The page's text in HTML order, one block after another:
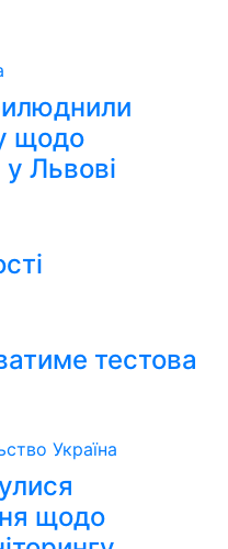
щодо
Львові
тестова
Україна
щодо